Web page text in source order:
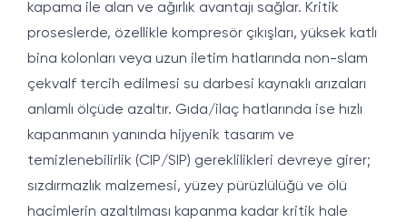
kapama ile alan ve ağırlık avantajı sağlar. Kritik
proseslerde, özellikle kompresör çıkışları, yüksek katlı
bina kolonları veya uzun iletim hatlarında non-slam
çekvalf tercih edilmesi su darbesi kaynaklı arızaları
anlamlı ölçüde azaltır. Gıda/ilaç hatlarında ise hızlı
kapanmanın yanında hijyenik tasarım ve
temizlenebilirlik (CIP/SIP) gereklilikleri devreye girer;
sızdırmazlık malzemesi, yüzey pürüzlülüğü ve ölü
hacimlerin azaltılması kapanma kadar kritik hale